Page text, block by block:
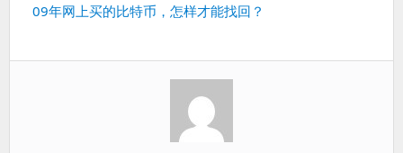
下
09年网上买的比特币，怎样才能找回？